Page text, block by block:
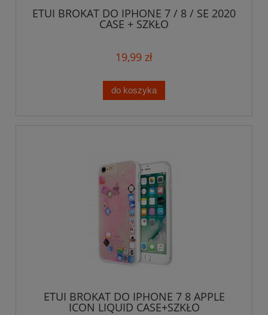
ETUI BROKAT DO IPHONE 7 / 8 / SE 2020
CASE + SZKŁO
19,99 zł
do koszyka
ETUI BROKAT DO IPHONE 7 8 APPLE
ICON LIQUID CASE+SZKŁO